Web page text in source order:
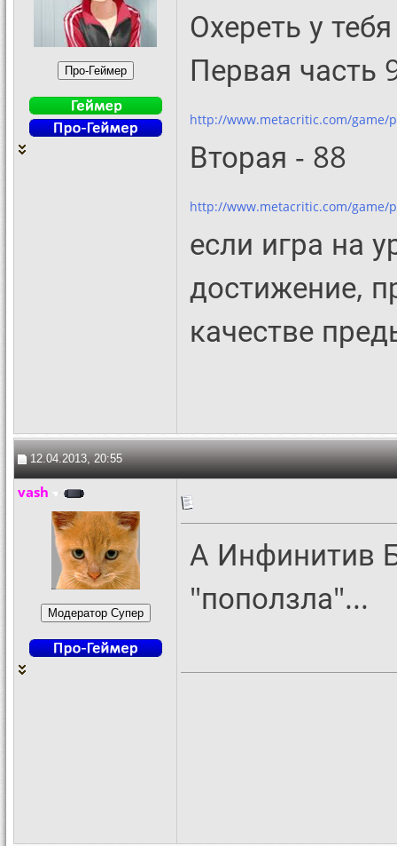
Охереть у
Первая часть
http://www.metacritic.com/game/
Вторая - 88
http://www.metacritic.com/game/
если игра на
достижение,
качестве
12.04.2013, 20:55
vash
А Инфинитив
"поползла"...